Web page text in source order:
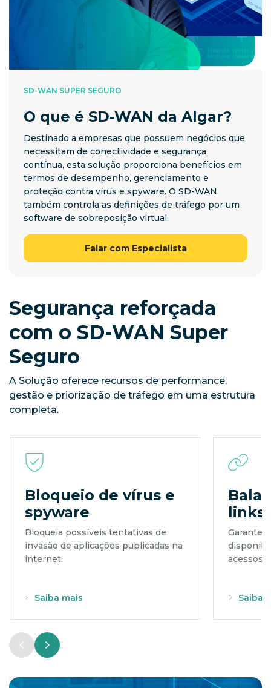
SD-WAN SUPER SEGURO
O que é SD-WAN da Algar?
Destinado a empresas que possuem negócios que
necessitam de conectividade e segurança
contínua, esta solução proporciona benefícios em
termos de desempenho, gerenciamento e
proteção contra vírus e spyware. O SD-WAN
também controla as definições de tráfego por um
software de sobreposição virtual.
Falar com Especialista
Segurança reforçada
com o SD-WAN Super
Seguro
A Solução oferece recursos de performance,
gestão e priorização de tráfego em uma estrutura
completa.
Bloqueio de vírus e
spyware
Bloqueia possíveis tentativas de
invasão de aplicações publicadas na
internet.
Saiba mais
links
Garante
acessos
Saiba